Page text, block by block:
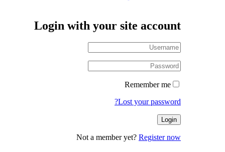
Login with your site account
Remember me
Lost your password?
Not a member yet? Register now